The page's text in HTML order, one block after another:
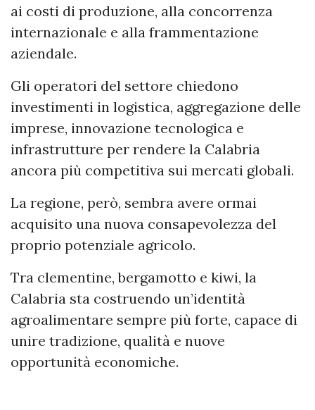
ai costi di produzione, alla concorrenza
internazionale e alla frammentazione
aziendale.
Gli operatori del settore chiedono
investimenti in logistica, aggregazione delle
imprese, innovazione tecnologica e
infrastrutture per rendere la Calabria
ancora più competitiva sui mercati globali.
La regione, però, sembra avere ormai
acquisito una nuova consapevolezza del
proprio potenziale agricolo.
Tra clementine, bergamotto e kiwi, la
Calabria sta costruendo un’identità
agroalimentare sempre più forte, capace di
unire tradizione, qualità e nuove
opportunità economiche.